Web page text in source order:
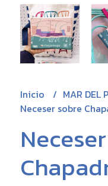
Inicio MAR DEL
Neceser sobre